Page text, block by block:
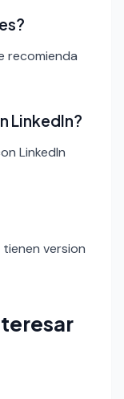
recomienda
LinkedIn?
LinkedIn
version